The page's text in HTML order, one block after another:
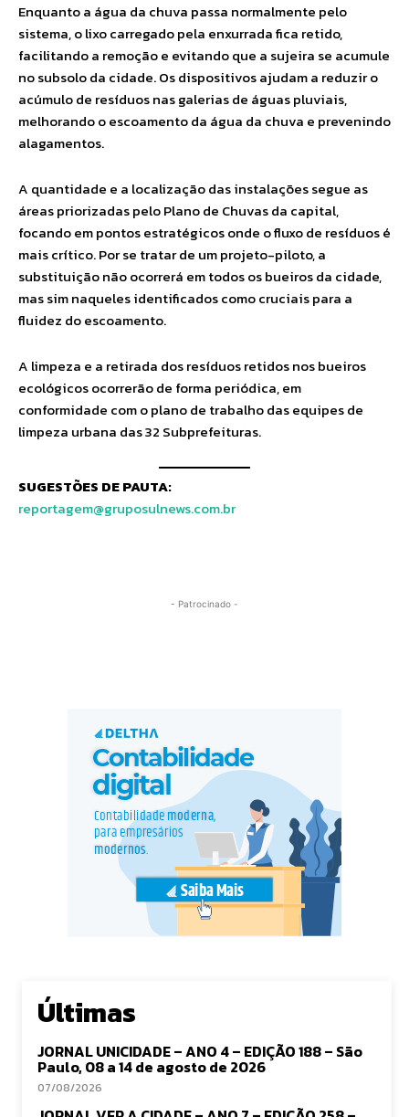
Enquanto a água da chuva passa normalmente pelo
sistema, o lixo carregado pela enxurrada fica retido,
facilitando a remoção e evitando que a sujeira se acumule
no subsolo da cidade. Os dispositivos ajudam a reduzir o
acúmulo de resíduos nas galerias de águas pluviais,
melhorando o escoamento da água da chuva e prevenindo
alagamentos.
A quantidade e a localização das instalações segue as
áreas priorizadas pelo Plano de Chuvas da capital,
focando em pontos estratégicos onde o fluxo de resíduos é
mais crítico. Por se tratar de um projeto-piloto, a
substituição não ocorrerá em todos os bueiros da cidade,
mas sim naqueles identificados como cruciais para a
fluidez do escoamento.
A limpeza e a retirada dos resíduos retidos nos bueiros
ecológicos ocorrerão de forma periódica, em
conformidade com o plano de trabalho das equipes de
limpeza urbana das 32 Subprefeituras.
SUGESTÕES DE PAUTA:
reportagem@gruposulnews.com.br
- Patrocinado -
Últimas
JORNAL UNICIDADE – ANO 4 – EDIÇÃO 188 – São
Paulo, 08 a 14 de agosto de 2026
07/08/2026